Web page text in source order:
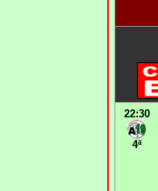
22:30
4ª